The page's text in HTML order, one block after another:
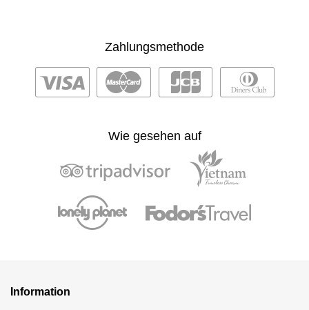
Zahlungsmethode
Wie gesehen auf
Information